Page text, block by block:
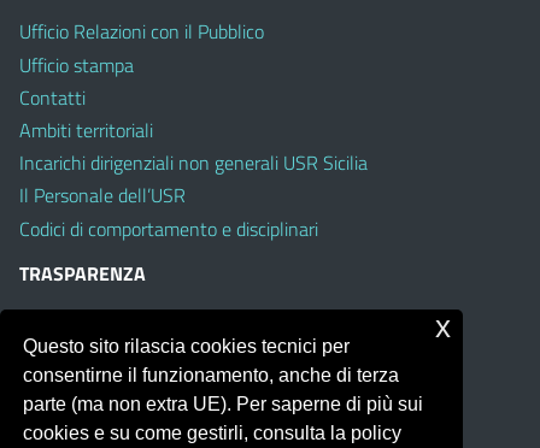
Ufficio Relazioni con il Pubblico
Ufficio stampa
Contatti
Ambiti territoriali
Incarichi dirigenziali non generali USR Sicilia
Il Personale dell’USR
Codici di comportamento e disciplinari
TRASPARENZA
Amministrazione Trasparente
Pubblici proclami
PTPCT per le Istituzioni scolastiche della Sicilia
Questo sito rilascia cookies tecnici per
consentirne il funzionamento, anche di terza
parte (ma non extra UE). Per saperne di più sui
cookies e su come gestirli, consulta la policy
x